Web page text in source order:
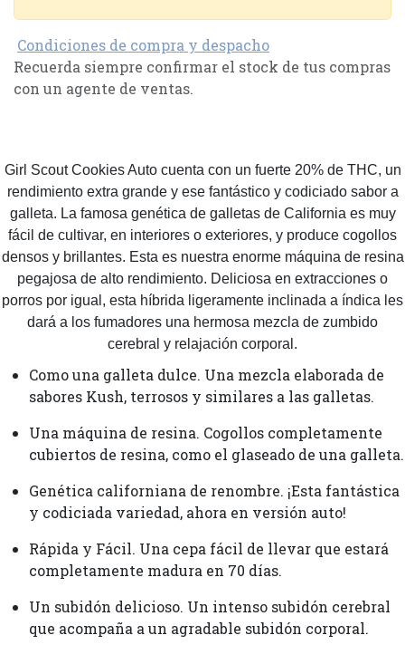
Condiciones de compra y despacho
Recuerda siempre confirmar el stock de tus compras
con un agente de ventas.
Girl Scout Cookies Auto cuenta con un fuerte 20% de THC, un
rendimiento extra grande y ese fantástico y codiciado sabor a
galleta. La famosa genética de galletas de California es muy
fácil de cultivar, en interiores o exteriores, y produce cogollos
densos y brillantes. Esta es nuestra enorme máquina de resina
pegajosa de alto rendimiento. Deliciosa en extracciones o
porros por igual, esta híbrida ligeramente inclinada a índica les
dará a los fumadores una hermosa mezcla de zumbido
cerebral y relajación corporal.
Como una galleta dulce. Una mezcla elaborada de
sabores Kush, terrosos y similares a las galletas.
Una máquina de resina. Cogollos completamente
cubiertos de resina, como el glaseado de una galleta.
Genética californiana de renombre. ¡Esta fantástica
y codiciada variedad, ahora en versión auto!
Rápida y Fácil. Una cepa fácil de llevar que estará
completamente madura en 70 días.
Un subidón delicioso. Un intenso subidón cerebral
que acompaña a un agradable subidón corporal.